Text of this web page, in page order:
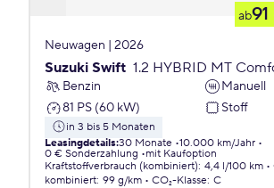
ab
Neuwagen | 2026
Suzuki Swift 1.2 HYBRID MT
Benzin
Manuell
81 PS (60 kW)
Stoff
in 3 bis 5 Monaten
Leasingdetails:30 Monate 10.000 km/Jahr
0 € Sonderzahlung
mit Kaufoption
Kraftstoffverbrauch (kombiniert): 4,4 l/100 km
kombiniert: 99 g/km CO₂-Klasse: C